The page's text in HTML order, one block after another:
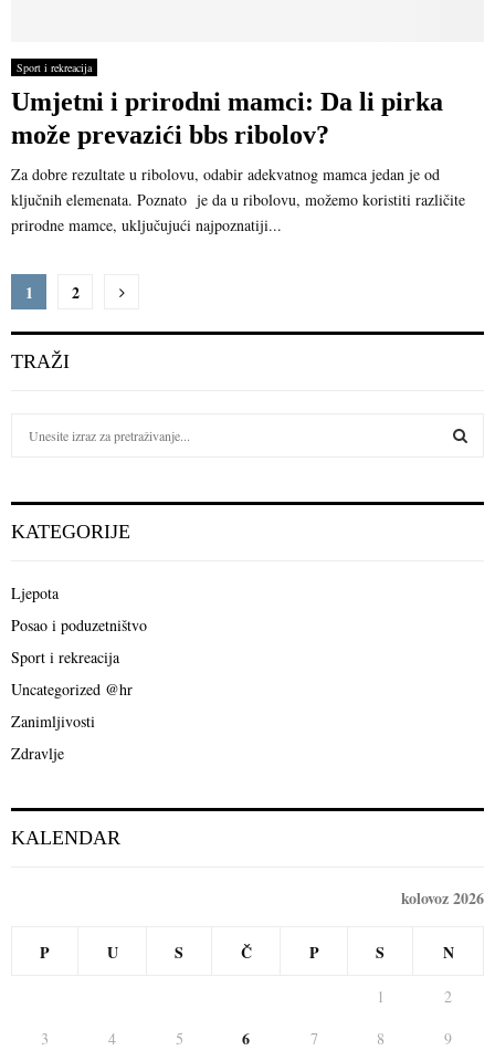
Sport i rekreacija
Umjetni i prirodni mamci: Da li pirka
može prevazići bbs ribolov?
Za dobre rezultate u ribolovu, odabir adekvatnog mamca jedan je od
ključnih elemenata. Poznato je da u ribolovu, možemo koristiti različite
prirodne mamce, uključujući najpoznatiji...
Brojevi
stranica
objava
1 2
TRAŽI
h
o
:
KATEGORIJE
Ljepota
Posao i poduzetništvo
Sport i rekreacija
Uncategorized @hr
Zanimljivosti
Zdravlje
KALENDAR
kolovoz 2026
P U S Č P S N
1
2
3
4 5 6 7 8
9